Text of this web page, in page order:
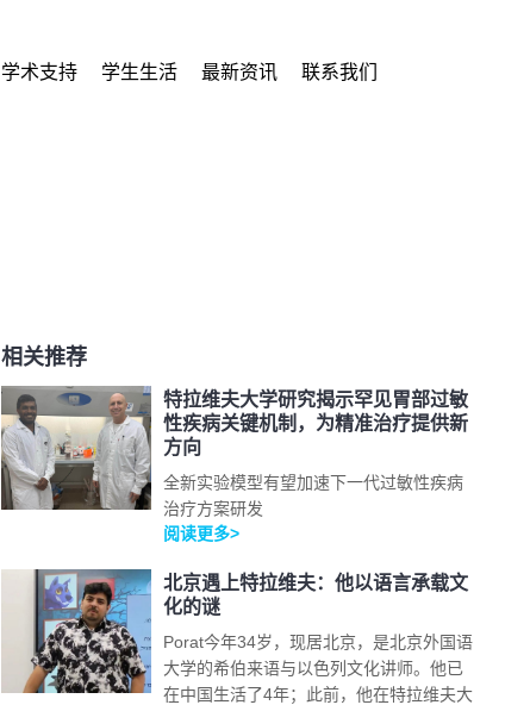
学术支持 学生生活 最新资讯 联系我们
相关推荐
特拉维夫大学研究揭示罕见胃部过敏
性疾病关键机制，为精准治疗提供新
方向
全新实验模型有望加速下一代过敏性疾病
治疗方案研发
阅读更多>
北京遇上特拉维夫：他以语言承载文
化的谜
Porat今年34岁，现居北京，是北京外国语
大学的希伯来语与以色列文化讲师。他已
在中国生活了4年；此前，他在特拉维夫大